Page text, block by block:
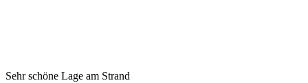
Sehr schöne Lage am Strand